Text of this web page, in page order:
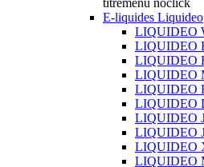
titremenu noclick
E-liquides Liquideo
LIQUIDEO
LIQUIDEO
LIQUIDEO
LIQUIDEO
LIQUIDEO
LIQUIDEO
LIQUIDEO
LIQUIDEO
LIQUIDEO
LIQUIDEO